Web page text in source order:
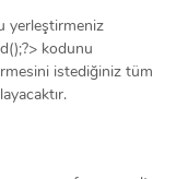
yerleştirmeniz
kodunu
istediğiniz tüm